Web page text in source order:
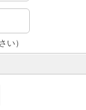
い）